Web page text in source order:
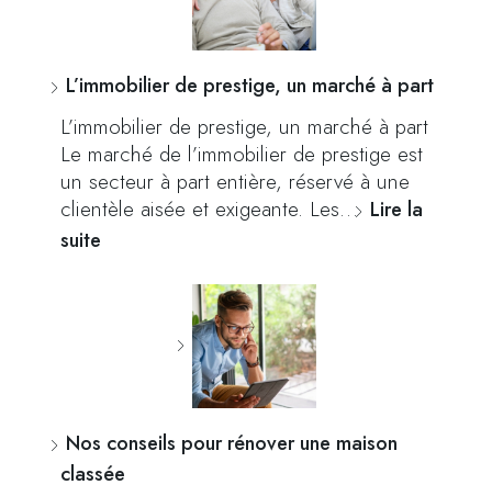
L’immobilier de prestige, un marché à part
L’immobilier de prestige, un marché à part
Le marché de l’immobilier de prestige est
un secteur à part entière, réservé à une
clientèle aisée et exigeante. Les… Lire la
suite
Nos conseils pour rénover une maison
classée